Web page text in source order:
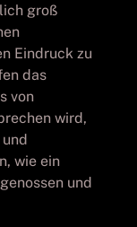
groß
Eindruck zu
das
von
wird,
wie ein
und